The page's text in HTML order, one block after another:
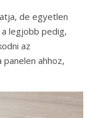
de egyetlen
legjobb pedig,
az
ahhoz,